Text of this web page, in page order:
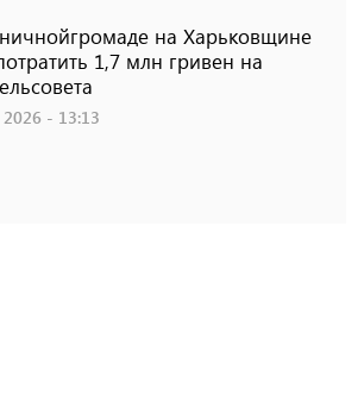
на Харьковщине
1,7 млн ​​гривен на
2026 - 13:13